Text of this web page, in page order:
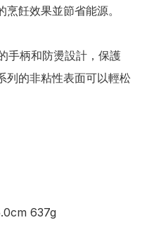
飪效果並節省能源。
手柄和防燙設計，保護
列的非粘性表面可以輕松
637g